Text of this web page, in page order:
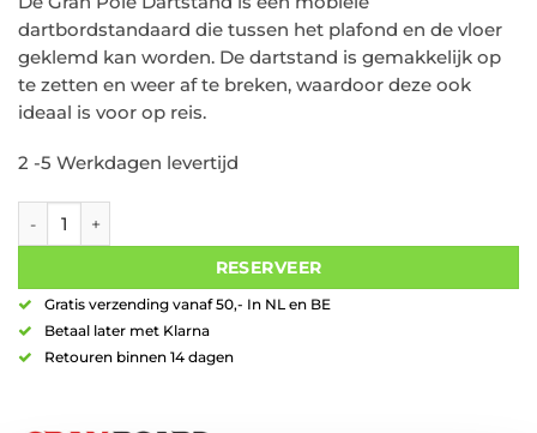
dartbordstandaard die tussen het plafond en de vloer
geklemd kan worden. De dartstand is gemakkelijk op
te zetten en weer af te breken, waardoor deze ook
ideaal is voor op reis.
2 -5 Werkdagen levertijd
RESERVEER
Gratis verzending vanaf 50,- In NL en BE
Betaal later met Klarna
Retouren binnen 14 dagen